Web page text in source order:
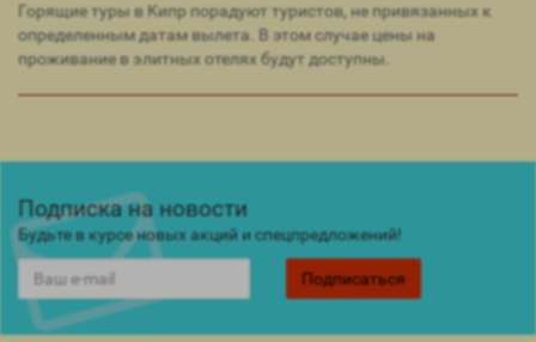
Горящие туры в Кипр порадуют туристов, не привязанных к
определенным датам вылета. В этом случае цены на
проживание в элитных отелях будут доступны.
Подписка на новости
Будьте в курсе новых акций и спецпредложений!
Подписаться